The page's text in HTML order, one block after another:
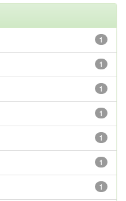
1
1
1
1
1
1
1